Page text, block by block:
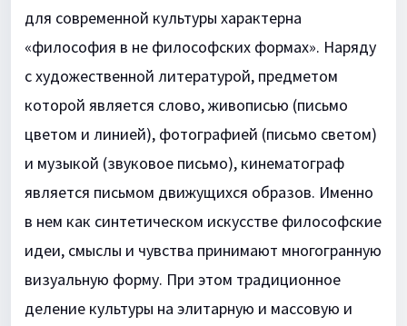
для современной культуры характерна
«философия в не философских формах». Наряду
с художественной литературой, предметом
которой является слово, живописью (письмо
цветом и линией), фотографией (письмо светом)
и музыкой (звуковое письмо), кинематограф
является письмом движущихся образов. Именно
в нем как синтетическом искусстве философские
идеи, смыслы и чувства принимают многогранную
визуальную форму. При этом традиционное
деление культуры на элитарную и массовую и